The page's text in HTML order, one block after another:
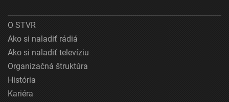
O STVR
Ako si naladiť rádiá
Ako si naladiť televíziu
Organizačná štruktúra
História
Kariéra